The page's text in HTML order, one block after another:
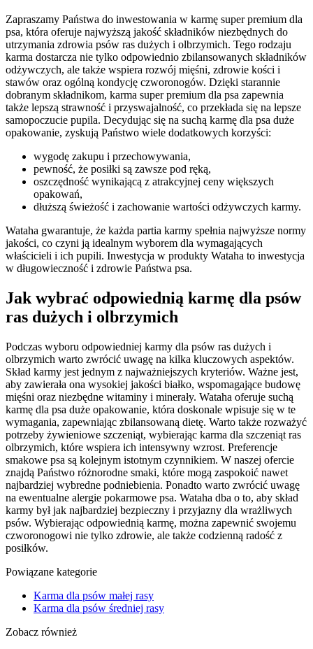
Zapraszamy Państwa do inwestowania w karmę super premium dla
psa, która oferuje najwyższą jakość składników niezbędnych do
utrzymania zdrowia psów ras dużych i olbrzymich. Tego rodzaju
karma dostarcza nie tylko odpowiednio zbilansowanych składników
odżywczych, ale także wspiera rozwój mięśni, zdrowie kości i
stawów oraz ogólną kondycję czworonogów. Dzięki starannie
dobranym składnikom, karma super premium dla psa zapewnia
także lepszą strawność i przyswajalność, co przekłada się na lepsze
samopoczucie pupila. Decydując się na suchą karmę dla psa duże
opakowanie, zyskują Państwo wiele dodatkowych korzyści:
wygodę zakupu i przechowywania,
pewność, że posiłki są zawsze pod ręką,
oszczędność wynikającą z atrakcyjnej ceny większych
opakowań,
dłuższą świeżość i zachowanie wartości odżywczych karmy.
Wataha gwarantuje, że każda partia karmy spełnia najwyższe normy
jakości, co czyni ją idealnym wyborem dla wymagających
właścicieli i ich pupili. Inwestycja w produkty Wataha to inwestycja
w długowieczność i zdrowie Państwa psa.
Jak wybrać odpowiednią karmę dla psów
ras dużych i olbrzymich
Podczas wyboru odpowiedniej karmy dla psów ras dużych i
olbrzymich warto zwrócić uwagę na kilka kluczowych aspektów.
Skład karmy jest jednym z najważniejszych kryteriów. Ważne jest,
aby zawierała ona wysokiej jakości białko, wspomagające budowę
mięśni oraz niezbędne witaminy i minerały. Wataha oferuje suchą
karmę dla psa duże opakowanie, która doskonale wpisuje się w te
wymagania, zapewniając zbilansowaną dietę. Warto także rozważyć
potrzeby żywieniowe szczeniąt, wybierając karma dla szczeniąt ras
olbrzymich, które wspiera ich intensywny wzrost. Preferencje
smakowe psa są kolejnym istotnym czynnikiem. W naszej ofercie
znajdą Państwo różnorodne smaki, które mogą zaspokoić nawet
najbardziej wybredne podniebienia. Ponadto warto zwrócić uwagę
na ewentualne alergie pokarmowe psa. Wataha dba o to, aby skład
karmy był jak najbardziej bezpieczny i przyjazny dla wrażliwych
psów. Wybierając odpowiednią karmę, można zapewnić swojemu
czworonogowi nie tylko zdrowie, ale także codzienną radość z
posiłków.
Powiązane kategorie
Karma dla psów małej rasy
Karma dla psów średniej rasy
Zobacz również